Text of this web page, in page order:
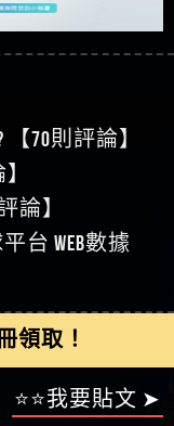
迷力智投資高
是詐騙 天盛商
天盛商行詐騙一
】退休老翁被
是真的嗎 大戶e
嗎 大戶e點靈無
避詐騙陷阱
割國人中【免
騙嗎 弘記投資
弘記投資詐騙的
KnTop利用新型
是不是詐騙
續收割國人中
專案是真的嗎
文教你如何拿
Hoyabit是不是詐
詐騙的錢怎麼辦
持續收割國人
元化行銷是詐
多元化行銷是
怎麼辦 本文教
深度解析野原
& Love是不是詐
Family & Love是
Love是詐騙平台
國人中【免費
元盈橋是不是
騙的錢怎麼辦
利用新
M.L.Edge是不
M.L.Edge無法出
割國人中【免
嗎 Robinhood是
人中【免費討回
教你如何拿回
是不是詐騙
騙手法 （受害
深信當當高獲
不要玩
號可以去吃屎
的會員～～
來毀謗欸哈哈哈
贏錢就不給出
不出金出
【70則評論】
】
論】
台 WEB數據
⭐⭐我要貼文 ➤